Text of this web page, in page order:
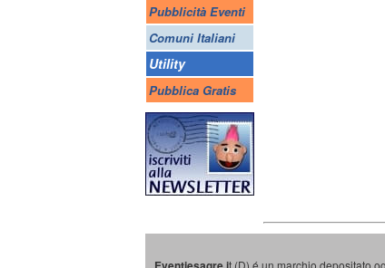
Pubblicità Eventi
Comuni Italiani
Utility
Pubblica Gratis
t (D) é un marchio depositato